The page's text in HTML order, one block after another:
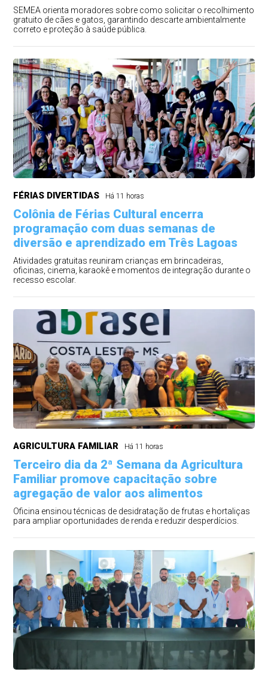
SEMEA orienta moradores sobre como solicitar o recolhimento
gratuito de cães e gatos, garantindo descarte ambientalmente
correto e proteção à saúde pública.
FÉRIAS DIVERTIDAS Há 11 horas
Colônia de Férias Cultural encerra
programação com duas semanas de
diversão e aprendizado em Três Lagoas
Atividades gratuitas reuniram crianças em brincadeiras,
oficinas, cinema, karaokê e momentos de integração durante o
recesso escolar.
AGRICULTURA FAMILIAR Há 11 horas
Terceiro dia da 2ª Semana da Agricultura
Familiar promove capacitação sobre
agregação de valor aos alimentos
Oficina ensinou técnicas de desidratação de frutas e hortaliças
para ampliar oportunidades de renda e reduzir desperdícios.